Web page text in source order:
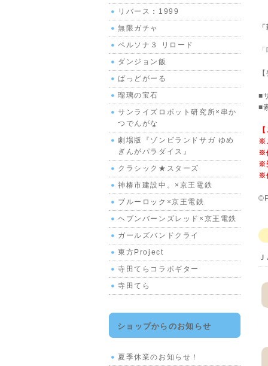
■
■
※
※
※
※
リバース：1999
無限ガチャ
ペルソナ３ リロード
ダンジョン飯
ばっどがーる
瑠璃の宝石
サンライズロボット研究所×串か
つでんがな
劇場版『ゾンビランドサガ ゆめ
ぎんがパラダイス』
クラシック★スターズ
神椿市建設中。×京王電鉄
ブルーロック×京王電鉄
ヘブンバーンズレッド×京王電鉄
ガールズバンドクライ
東方Project
寺田てらコラボギター
寺田てら
ショップからのお知らせ
夏季休業のお知らせ！